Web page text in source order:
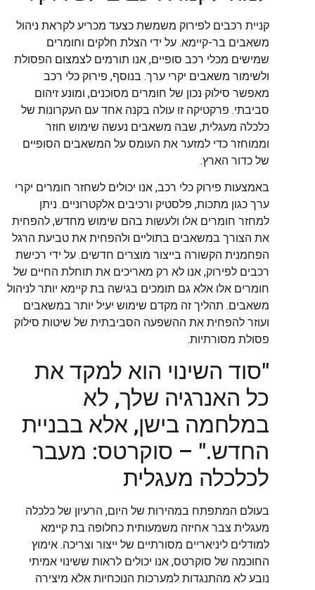
קניית רכבים לפירוק משמשת כצעד מכריע לקראת ניהול
משאבים בר-קיימא. על ידי הצלת חלקים וחומרים
שמישים מכלי רכב סופיים, אנו תורמים לצמצום הפסולת
ולשימור משאבים יקרי ערך. בנוסף, פירוק כלי רכב
מאפשר סילוק נכון של חומרים מסוכנים, ומונע זיהום
סביבתי. פרקטיקה זו עולה בקנה אחד עם העקרונות של
כלכלה מעגלית, שבה משאבים נעשה שימוש חוזר
וממוחזר כדי למזער את העומס על המשאבים הסופיים
של כדור הארץ.
באמצעות פירוק כלי רכב, אנו יכולים לשחזר חומרים יקרי
ערך כגון מתכות, פלסטיק ורכיבים אלקטרוניים. ניתן
למחזר חומרים אלו ולעשות בהם שימוש מחדש, להפחית
את הצורך במשאבים בתוליים ולהפחית את טביעת הרגל
הפחמנית הקשורה בייצור מוצרים חדשים. על ידי רכישת
רכבים לפירוק, אנו לא רק מאריכים את תוחלת החיים של
חומרים אלו אלא גם תומכים בגישה בת קיימא יותר לניהול
משאבים. תהליך זה מקדם שימוש יעיל יותר במשאבים
ועוזר להפחית את ההשפעה הסביבתית של שיטות סילוק
פסולת מסורתיות.
"סוד השינוי הוא למקד את
כל האנרגיה שלך, לא
במלחמה בישן, אלא בבניית
החדש." – סוקרטס: מעבר
לכלכלה מעגלית
בעולם המתפתח במהירות של היום, הרעיון של כלכלה
מעגלית צבר אחיזה משמעותית כחלופה בת קיימא
למודלים ליניאריים מסורתיים של ייצור וצריכה. אימוץ
החוכמה של סוקרטס, אנו יכולים לראות ששינוי אמיתי
נובע לא מהתנגדות למערכות הנוכחיות אלא מיצירה